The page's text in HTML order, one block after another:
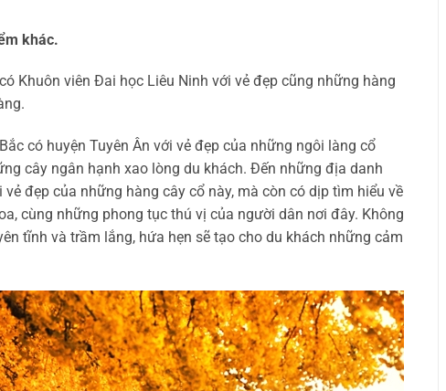
khác.
Khuôn viên Đai học Liêu Ninh với vẻ đẹp cũng những hàng
có huyện Tuyên Ân với vẻ đẹp của những ngôi làng cổ
cây ngân hạnh xao lòng du khách. Đến những địa danh
đẹp của những hàng cây cổ này, mà còn có dịp tìm hiểu về
cùng những phong tục thú vị của người dân nơi đây. Không
tĩnh và trầm lắng, hứa hẹn sẽ tạo cho du khách những cảm